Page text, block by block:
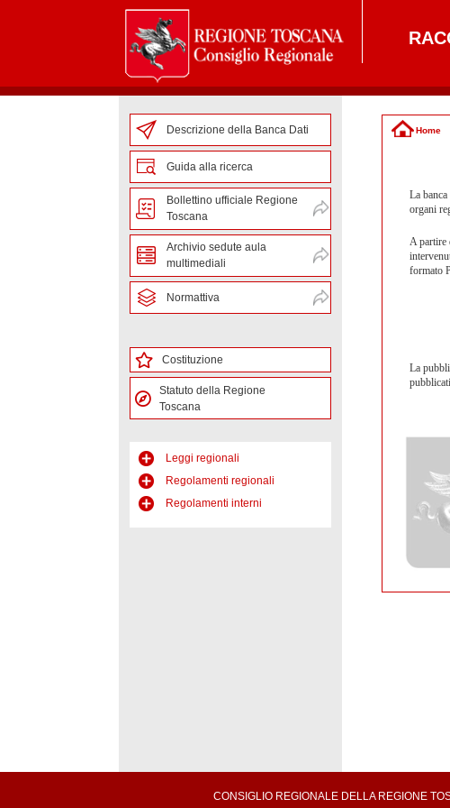
Descrizione della Banca Dati
Guida alla ricerca
Bollettino ufficiale Regione
Toscana
Archivio sedute aula
multimediali
Normattiva
Costituzione
Statuto della Regione
Toscana
Leggi regionali
Regolamenti regionali
Regolamenti interni
Home
La
organi
A partire
formato
La
CONSIGLIO REGIONALE DELLA REGIONE